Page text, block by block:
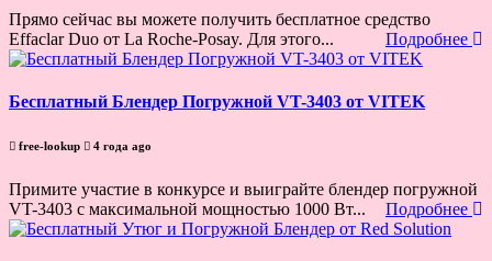
Прямо сейчас вы можете получить бесплатное средство
Effaclar Duo от La Roche-Posay. Для этого...
Подробнее
Бесплатный Блендер Погружной VT-3403 от VITEK
free-lookup 4 года ago
Примите участие в конкурсе и выиграйте блендер погружной
VT-3403 с максимальной мощностью 1000 Вт...
Подробнее